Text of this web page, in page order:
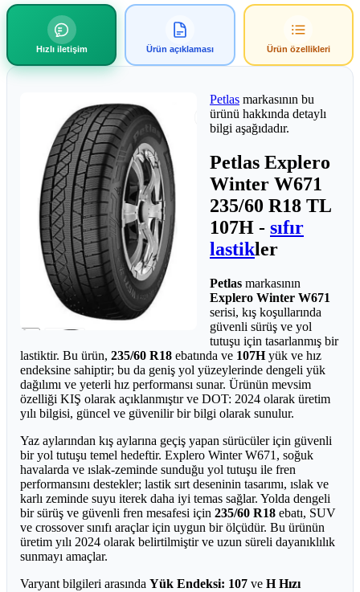
Hızlı iletişim Ürün açıklaması Ürün özellikleri
Petlas markasının bu
ürünü hakkında detaylı
bilgi aşağıdadır.
Petlas Explero
Winter W671
235/60 R18 TL
107H - sıfır
lastikler
Petlas markasının
Explero Winter W671
serisi, kış koşullarında
güvenli sürüş ve yol
tutuşu için tasarlanmış bir
lastiktir. Bu ürün, 235/60 R18 ebatında ve 107Hyük ve hız
endeksine sahiptir; bu da geniş yol yüzeylerinde dengeli yük
dağılımı ve yeterli hız performansı sunar. Ürünün mevsim
özelliği KIŞ olarak açıklanmıştır ve DOT: 2024 olarak üretim
yılı bilgisi, güncel ve güvenilir bir bilgi olarak sunulur.
Yaz aylarından kış aylarına geçiş yapan sürücüler için güvenli
bir yol tutuşu temel hedeftir. Explero Winter W671, soğuk
havalarda ve ıslak-zeminde sunduğu yol tutuşu ile fren
performansını destekler; lastik sırt deseninin tasarımı, ıslak ve
karlı zeminde suyu iterek daha iyi temas sağlar. Yolda dengeli
bir sürüş ve güvenli fren mesafesi için 235/60 R18 ebatı, SUV
ve crossover sınıfı araçlar için uygun bir ölçüdür. Bu ürünün
üretim yılı 2024 olarak belirtilmiştir ve uzun süreli dayanıklılık
sunmayı amaçlar.
Varyant bilgileri arasında Yük Endeksi: 107 ve H Hızı